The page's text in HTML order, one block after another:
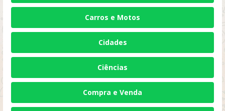
Carros e Motos
Cidades
Ciências
Compra e Venda